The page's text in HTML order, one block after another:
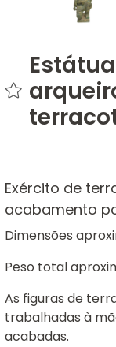
Exército de
acabamento
Dimensões
Peso total
As figuras de
trabalhadas à
acabadas.